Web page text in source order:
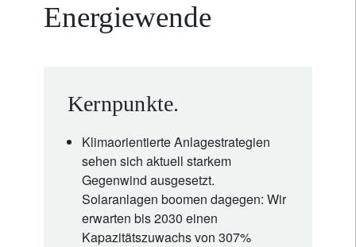
Energiewende
Kernpunkte.
Klimaorientierte Anlagestrategien
sehen sich aktuell starkem
Gegenwind ausgesetzt.
Solaranlagen boomen dagegen: Wir
erwarten bis 2030 einen
Kapazitätszuwachs von 307%